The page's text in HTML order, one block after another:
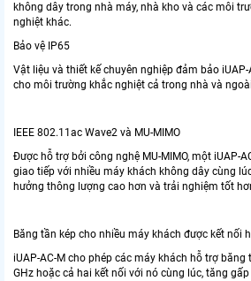
không dây trong nhà máy, nhà kho và các môi
nghiệt khác.
Bảo vệ IP65
Vật liệu và thiết kế chuyên nghiệp đảm bảo
cho môi trường khắc nghiệt cả trong nhà và
IEEE 802.11ac Wave2 và MU-MIMO
Được hỗ trợ bởi công nghệ MU-MIMO, một iUAP-
giao tiếp với nhiều máy khách không dây cùng
hưởng thông lượng cao hơn và trải nghiệm tốt
Băng tần kép cho nhiều máy khách được kết nối
iUAP-AC-M cho phép các máy khách hỗ trợ băng
GHz hoặc cả hai kết nối với nó cùng lúc, tăng